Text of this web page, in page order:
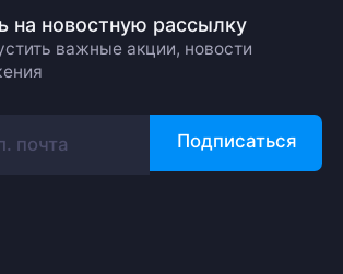
на новостную рассылку
важные акции, новости
Подписаться